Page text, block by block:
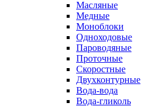
Масляные
Медные
Моноблоки
Одноходовые
Пароводяные
Проточные
Скоростные
Двухконтурные
Вода-вода
Вода-гликоль